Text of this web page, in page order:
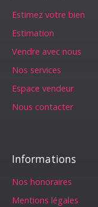
Estimez votre bien
Estimation
Vendre avec nous
Nos services
Espace vendeur
Nous contacter
Informations
Nos honoraires
Mentions légales